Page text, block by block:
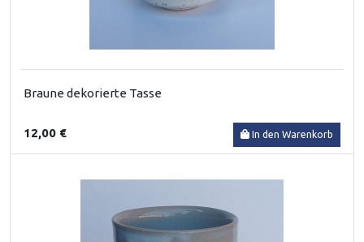
Braune dekorierte Tasse
12,00 € In den Warenkorb